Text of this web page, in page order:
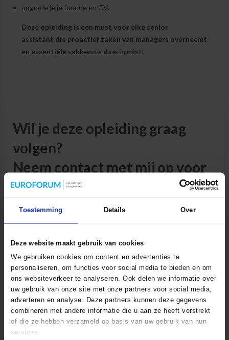
Toestemming Details Over
Deze website maakt gebruik van cookies
We gebruiken cookies om content en advertenties te
personaliseren, om functies voor social media te bieden en om
ons websiteverkeer te analyseren. Ook delen we informatie over
uw gebruik van onze site met onze partners voor social media,
adverteren en analyse. Deze partners kunnen deze gegevens
combineren met andere informatie die u aan ze heeft verstrekt
of die ze hebben verzameld op basis van uw gebruik van hun
services.
upgrade je je functie en CV.
Deze opleiding is een must voor elke senior
assistant die proactief zaken van managers overneemt
en essentiële vakkennis daarin mist.
Wil je deze opleiding graag
volgen?
Neem contact met mij op voor
persoonlijk opleidingsadvies.
Opleiding MBA-tools voor de senior management assistant is
Marjan Muller
040 - 2 974 947
opleidingsadvies@secretary.nl
Wil jij dat we op dit thema aanbod ontwikkelen? Klik op